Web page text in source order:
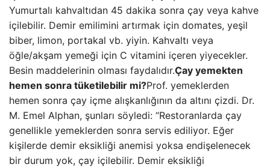
Yumurtalı kahvaltıdan 45 dakika sonra çay veya kahve
içilebilir. Demir emilimini artırmak için domates, yeşil
biber, limon, portakal vb. yiyin. Kahvaltı veya
öğle/akşam yemeği için C vitamini içeren yiyecekler.
Besin maddelerinin olması faydalıdır.Çay yemekten
hemen sonra tüketilebilir mi?Prof. yemeklerden
hemen sonra çay içme alışkanlığının da altını çizdi. Dr.
M. Emel Alphan, şunları söyledi: “Restoranlarda çay
genellikle yemeklerden sonra servis ediliyor. Eğer
kişilerde demir eksikliği anemisi yoksa endişelenecek
bir durum yok, çay içilebilir. Demir eksikliği